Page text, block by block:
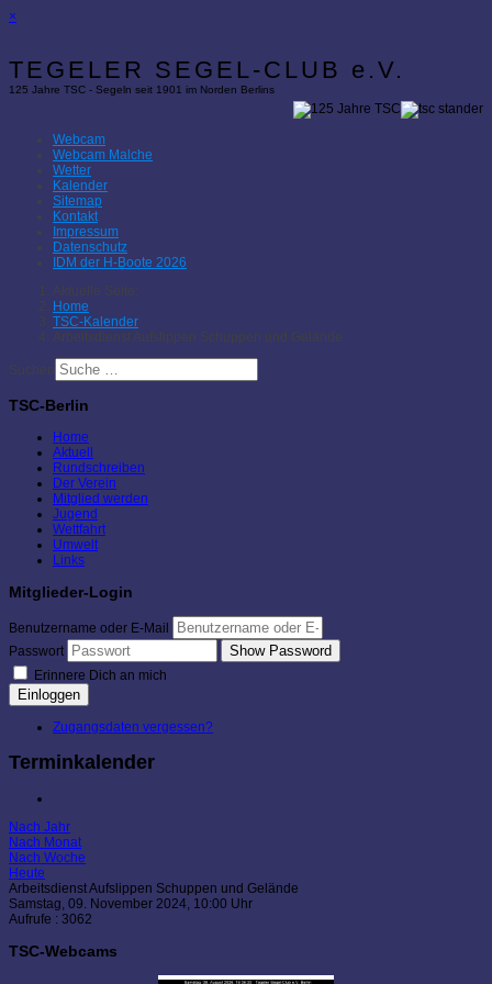
×
TEGELER SEGEL-CLUB e.V.
125 Jahre TSC - Segeln seit 1901 im Norden Berlins
Webcam
Webcam Malche
Wetter
Kalender
Sitemap
Kontakt
Impressum
Datenschutz
IDM der H-Boote 2026
Aktuelle Seite:
Home
TSC-Kalender
Arbeitsdienst Aufslippen Schuppen und Gelände
Suchen
TSC-Berlin
Home
Aktuell
Rundschreiben
Der Verein
Mitglied werden
Jugend
Wettfahrt
Umwelt
Links
Mitglieder-Login
Benutzername oder E-Mail
Passwort
Show Password
Erinnere Dich an mich
Einloggen
Zugangsdaten vergessen?
Terminkalender
Nach Jahr
Nach Monat
Nach Woche
Heute
Arbeitsdienst Aufslippen Schuppen und Gelände
Samstag, 09. November 2024, 10:00 Uhr
Aufrufe : 3062
TSC-Webcams